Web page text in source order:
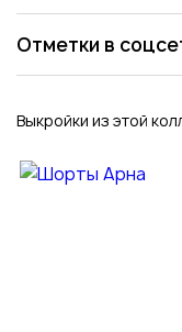
Отметки в
Выкройки из этой